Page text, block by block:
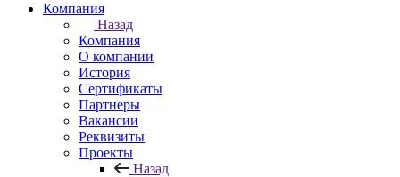
Компания
Назад
Компания
О компании
История
Сертификаты
Партнеры
Вакансии
Реквизиты
Проекты
Назад